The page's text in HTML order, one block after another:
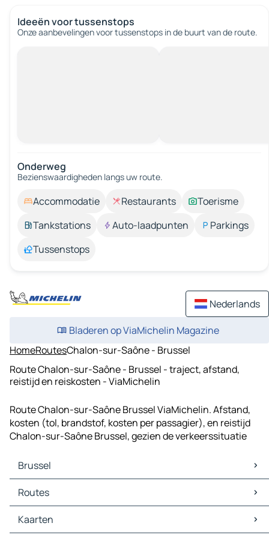
Ideeën voor tussenstops
Onze aanbevelingen voor tussenstops in de buurt van de route.
Onderweg
Bezienswaardigheden langs uw route.
Accommodatie Restaurants
Toerisme
Tankstations
Auto-laadpunten
Parkings
Tussenstops
Nederlands
Bladeren op ViaMichelin Magazine
HomeRoutesChalon-sur-Saône - Brussel
Route Chalon-sur-Saône - Brussel - traject, afstand,
reistijd en reiskosten - ViaMichelin
Route Chalon-sur-Saône Brussel ViaMichelin. Afstand,
kosten (tol, brandstof, kosten per passagier), en reistijd
Chalon-sur-Saône Brussel, gezien de verkeerssituatie
Brussel
Brussel Kaarten
Brussel Verkeer
Brussel Hotels
Brussel Restaurants
Routes
Routes Brussel - Antwerpen
Routes Brussel - Rotterdam
Kaarten